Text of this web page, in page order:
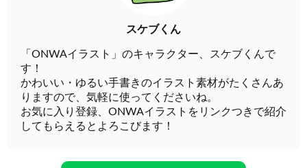
スケブくん
「ONWAイラスト」のキャラクター、スケブくんで
す！
かわいい・ゆるい手書きのイラスト素材がたくさんあ
りますので、気軽に使ってくださいね。
お気に入り登録、ONWAイラストをリンクつきで紹介
してもらえるとよろこびます！